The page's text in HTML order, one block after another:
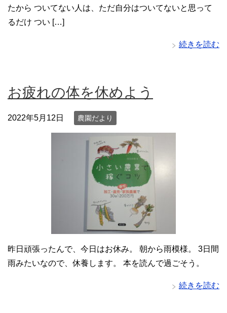
たから ついてない人は、ただ自分はついてないと思って
るだけ つい […]
続きを読む
お疲れの体を休めよう
2022年5月12日 農園だより
昨日頑張ったんで、今日はお休み。 朝から雨模様。 3日間
雨みたいなので、休養します。 本を読んで過ごそう。
続きを読む